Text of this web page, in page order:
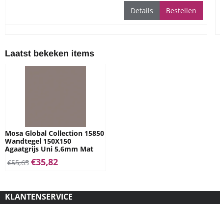
Details Bestellen
Laatst bekeken items
Mosa Global Collection 15850
Wandtegel 150X150
Agaatgrijs Uni 5,6mm Mat
€55,65 €35,82
KLANTENSERVICE